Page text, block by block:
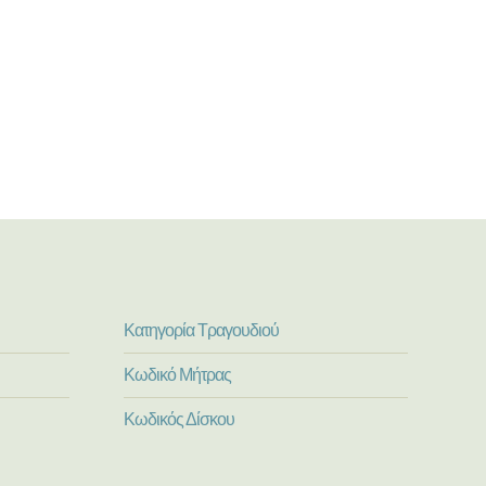
Κατηγορία Τραγουδιού
Κωδικό Μήτρας
Κωδικός Δίσκου